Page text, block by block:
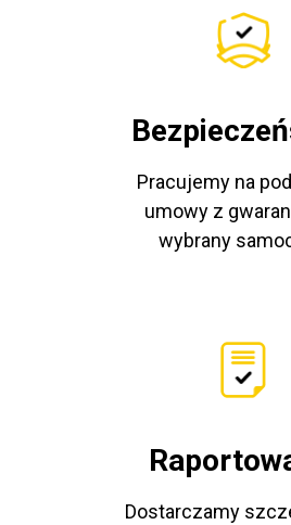
Pracujemy na
umowy z
wybrany
Dostarczamy